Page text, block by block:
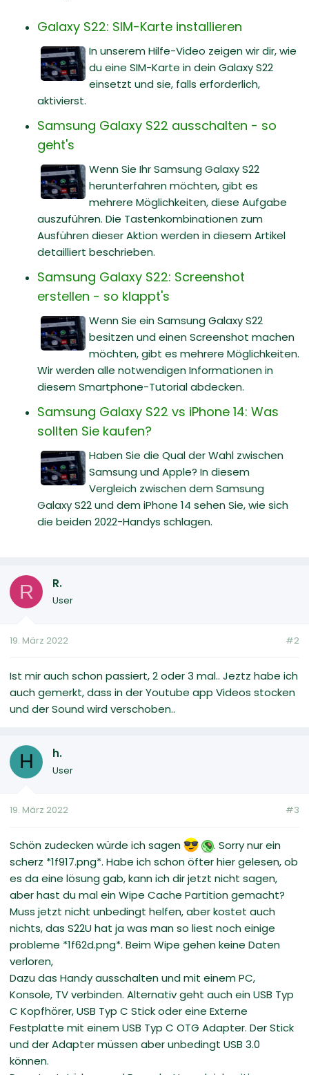
Galaxy S22: SIM-Karte installieren
In unserem Hilfe-Video zeigen wir dir, wie
du eine SIM-Karte in dein Galaxy S22
einsetzt und sie, falls erforderlich,
aktivierst.
Samsung Galaxy S22 ausschalten - so
geht's
Wenn Sie Ihr Samsung Galaxy S22
herunterfahren möchten, gibt es
mehrere Möglichkeiten, diese Aufgabe
auszuführen. Die Tastenkombinationen zum
Ausführen dieser Aktion werden in diesem Artikel
detailliert beschrieben.
Samsung Galaxy S22: Screenshot
erstellen - so klappt's
Wenn Sie ein Samsung Galaxy S22
besitzen und einen Screenshot machen
möchten, gibt es mehrere Möglichkeiten.
Wir werden alle notwendigen Informationen in
diesem Smartphone-Tutorial abdecken.
Samsung Galaxy S22 vs iPhone 14: Was
sollten Sie kaufen?
Haben Sie die Qual der Wahl zwischen
Samsung und Apple? In diesem
Vergleich zwischen dem Samsung
Galaxy S22 und dem iPhone 14 sehen Sie, wie sich
die beiden 2022-Handys schlagen.
R R.
User
19. März 2022 #2
Ist mir auch schon passiert, 2 oder 3 mal.. Jeztz habe ich
auch gemerkt, dass in der Youtube app Videos stocken
und der Sound wird verschoben..
H h.
User
19. März 2022 #3
Schön zudecken würde ich sagen
. Sorry nur ein
scherz *1f917.png*. Habe ich schon öfter hier gelesen, ob
es da eine lösung gab, kann ich dir jetzt nicht sagen,
aber hast du mal ein Wipe Cache Partition gemacht?
Muss jetzt nicht unbedingt helfen, aber kostet auch
nichts, das S22U hat ja was man so liest noch einige
probleme *1f62d.png*. Beim Wipe gehen keine Daten
verloren,
Dazu das Handy ausschalten und mit einem PC,
Konsole, TV verbinden. Alternativ geht auch ein USB Typ
C Kopfhörer, USB Typ C Stick oder eine Externe
Festplatte mit einem USB Typ C OTG Adapter. Der Stick
und der Adapter müssen aber unbedingt USB 3.0
können.